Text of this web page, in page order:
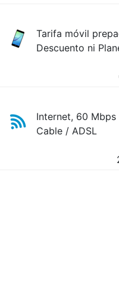
Tarifa móvil
Descuento ni
Internet, 60
Cable / ADSL